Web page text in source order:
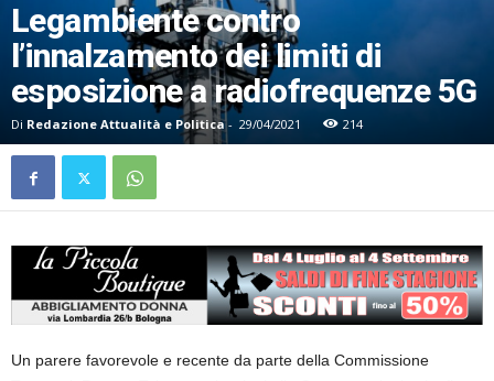
Legambiente contro
l’innalzamento dei limiti di
esposizione a radiofrequenze 5G
Di Redazione Attualità e Politica- 29/04/2021 214
Un parere favorevole e recente da parte della Commissione